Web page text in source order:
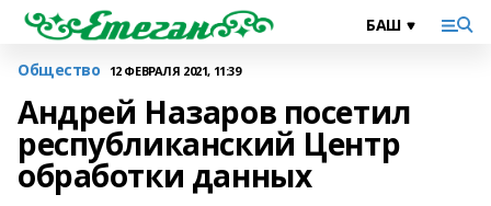
Общество 12 ФЕВРАЛЯ 2021, 11:39
Андрей Назаров посетил
республиканский Центр
обработки данных